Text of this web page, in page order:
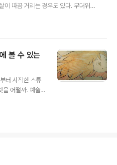
이 따끔 거리는 경우도 있다. 무더위
선에 대해 알아보자. 자외선 종류에
는 표피까지 도달하여 피부 표면에
된다. 자외선 A는 계절에 상관없이
, 여름에 가장 많아진다. 그렇기에 자
볼 수 있는
터 시작한 스튜
을 어떨까. 예술
이아웃전은 , ,
니메이션이 탄생
아웃은 감독이